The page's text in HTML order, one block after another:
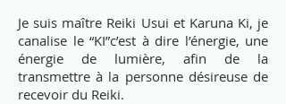
Je suis maître Reiki Usui et Karuna Ki, je
canalise le “KI”c’est à dire l’énergie, une
énergie de lumière, afin de la
transmettre à la personne désireuse de
recevoir du Reiki.